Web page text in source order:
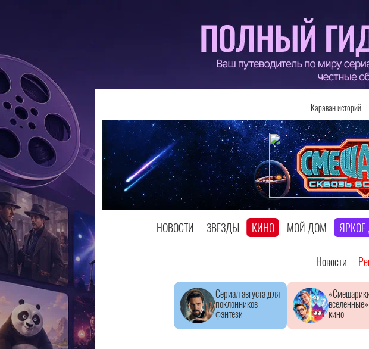
Караван историй
НОВОСТИ ЗВЕЗДЫ КИНО МОЙ ДОМ ЯРКОЕ
Новости
Сериал августа для
поклонников
фэнтези кино